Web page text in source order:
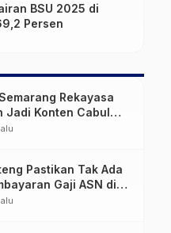
BSU 2025 di
Persen
Rekayasa
Jadi Konten Cabul
Pastikan Tak Ada
Gaji ASN di
Transfer ke